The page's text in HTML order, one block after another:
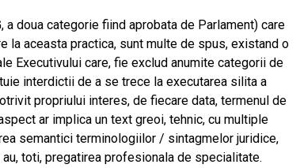
a doua categorie fiind aprobata de Parlament) care
la aceasta practica, sunt multe de spus, existand o
Executivului care, fie exclud anumite categorii de
interdictii de a se trece la executarea silita a
propriului interes, de fiecare data, termenul de
ar implica un text greoi, tehnic, cu multiple
semantici terminologiilor / sintagmelor juridice,
toti, pregatirea profesionala de specialitate.